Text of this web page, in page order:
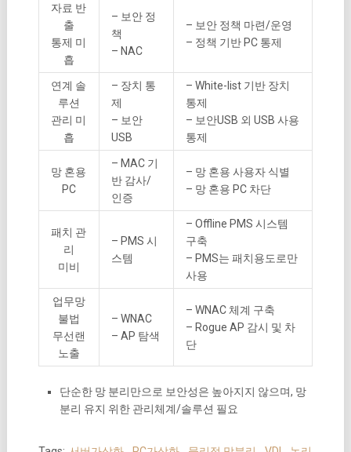
자료 반
출
통제 미
흡
– 보안 정
책
– NAC
– 보안 정책 마련/운영
– 정책 기반 PC 통제
연계 솔
루션
관리 미
흡
– 장치 통
제
– 보안
USB
– White-list 기반 장치
통제
– 보안USB 외 USB 사용
통제
망 혼용
PC
– MAC 기
반 감사/
인증
– 망 혼용 사용자 식별
– 망 혼용 PC 차단
패치 관
리
미비
– PMS 시
스템
– Offline PMS 시스템
구축
– PMS는 패치용도로만
사용
업무망
불법
무선랜
노출
– WNAC
– AP 탐색
– WNAC 체계 구축
– Rogue AP 감시 및 차
단
단순한 망 분리만으로 보안성은 높아지지 않으며, 망
분리 유지 위한 관리체계/솔루션 필요